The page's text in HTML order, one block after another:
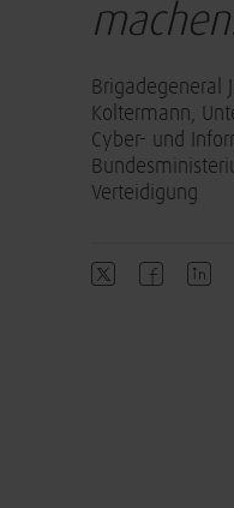
Brigadegeneral
Koltermann,
Cyber- und
Verteidigung